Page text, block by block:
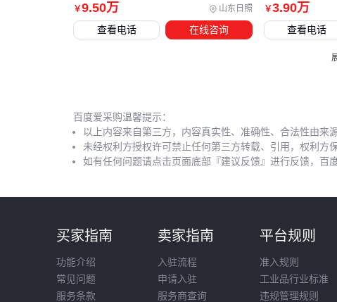
备
货
路
刹
日
￥9.50万 山东日照
查看电话 在线咨询
￥3.90万
查看电话
百度爱采购温馨提示：
以上内容来自第三方，内容真实性、准确性、合法性由来
未经权利方授权许可禁止任何第三方转载、引用，权利方
如有任何问题请点击页面底部『建议反馈』进行反馈，百
买家指南
功能介绍
常见问题
服务条款
卖家指南
入驻流程
申请入驻
服务商查询
平台规则
准入规则
工业品行业标准
违规管理规则